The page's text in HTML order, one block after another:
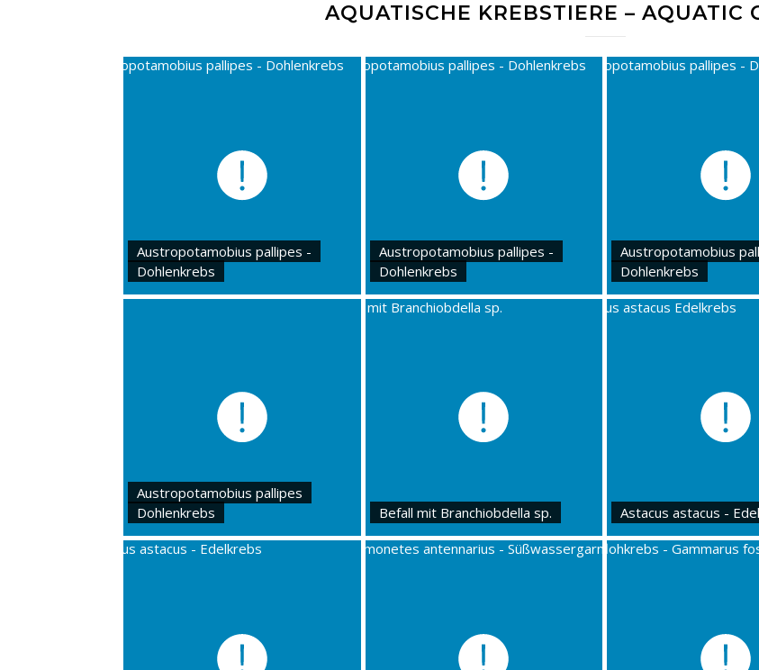
AQUATISCHE KREBSTIERE – AQUATIC
Austropotamobius pallipes -
Dohlenkrebs
Austropotamobius pallipes -
Dohlenkrebs
Austropotamobius
Dohlenkrebs
Austropotamobius pallipes
Dohlenkrebs
Befall mit Branchiobdella sp. Astacus astacus -